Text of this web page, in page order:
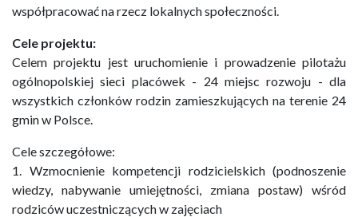
współpracować na rzecz lokalnych społeczności.
Cele projektu:
Celem projektu jest uruchomienie i prowadzenie pilotażu
ogólnopolskiej sieci placówek - 24 miejsc rozwoju - dla
wszystkich członków rodzin zamieszkujących na terenie 24
gmin w Polsce.
Cele szczegółowe:
1. Wzmocnienie kompetencji rodzicielskich (podnoszenie
wiedzy, nabywanie umiejętności, zmiana postaw) wśród
rodziców uczestniczących w zajęciach